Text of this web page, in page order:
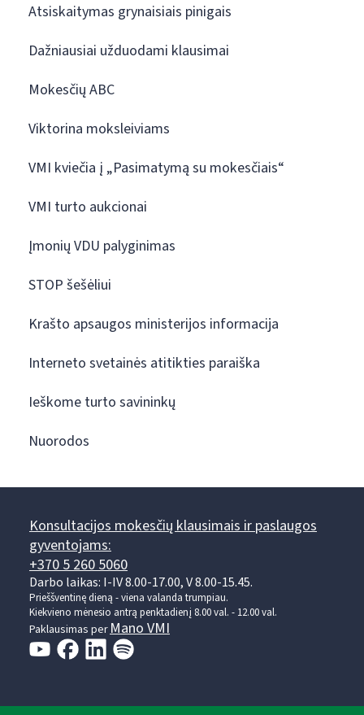
Atsiskaitymas grynaisiais pinigais
Dažniausiai užduodami klausimai
Mokesčių ABC
Viktorina moksleiviams
VMI kviečia į „Pasimatymą su mokesčiais“
VMI turto aukcionai
Įmonių VDU palyginimas
STOP šešėliui
Krašto apsaugos ministerijos informacija
Interneto svetainės atitikties paraiška
Ieškome turto savininkų
Nuorodos
Konsultacijos mokesčių klausimais ir paslaugos
gyventojams:
+370 5 260 5060
Darbo laikas: I-IV 8.00-17.00, V 8.00-15.45.
Prieššventinę dieną - viena valanda trumpiau.
Kiekvieno mėnesio antrą penktadienį 8.00 val. - 12.00 val.
Paklausimas per Mano VMI